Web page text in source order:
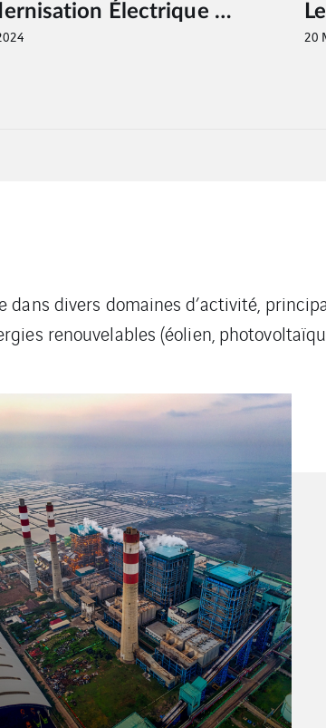
Le rôle pionnier d’Oman dans la production d’hydrogène vert
27
divers domaines d’activité,
renouvelables (éolien,